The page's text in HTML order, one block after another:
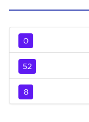
0
52
8